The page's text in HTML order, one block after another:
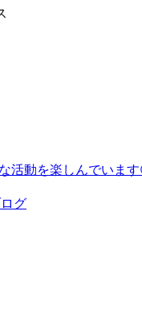
活動を楽しんでいま
グ